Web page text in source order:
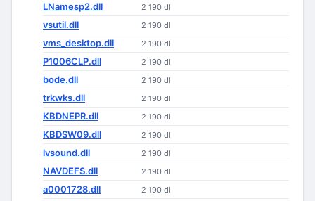
LNamesp2.dll 2 190 dl
vsutil.dll 2 190 dl
vms_desktop.dll 2 190 dl
P1006CLP.dll 2 190 dl
bode.dll 2 190 dl
trkwks.dll 2 190 dl
KBDNEPR.dll 2 190 dl
KBDSW09.dll 2 190 dl
lvsound.dll 2 190 dl
NAVDEFS.dll 2 190 dl
a0001728.dll 2 190 dl